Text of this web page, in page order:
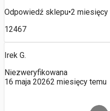
Odpowiedź sklepu•2 miesięcy
12467
Irek G.
Niezweryfikowana
16 maja 20262 miesięcy temu